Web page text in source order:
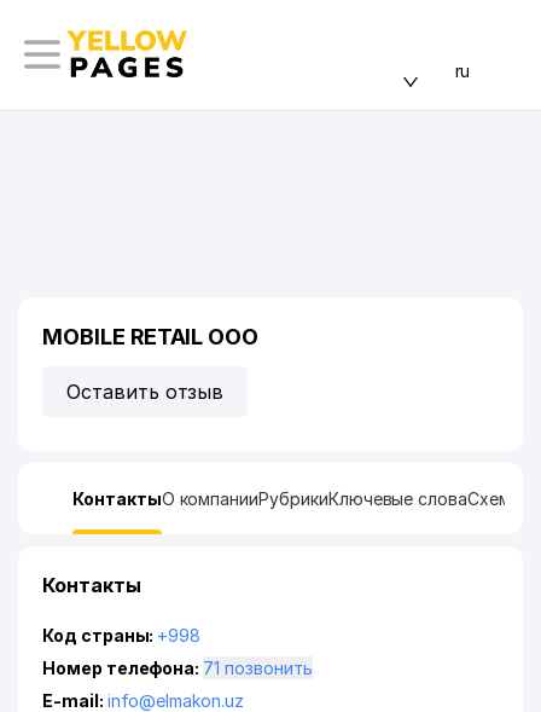
ru
MOBILE RETAIL ООО
Оставить отзыв
КонтактыО компанииРубрикиКлючевые словаСхема
Контакты
Код страны: +998
Номер телефона:
71 позвонить
E-mail: info@elmakon.uz